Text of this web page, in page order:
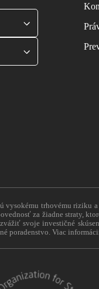
trhovému riziku
za žiadne
svoje investičné
poradenstvo. Viac